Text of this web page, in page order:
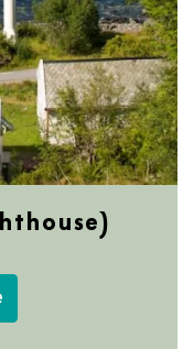
about Ulvesund